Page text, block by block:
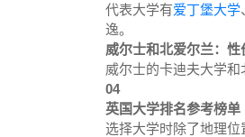
代表大学有爱丁堡大学
逸。
威尔士和北爱尔兰：性
威尔士的卡迪夫大学和
04
英国大学排名参考榜单
选择大学时除了地理位